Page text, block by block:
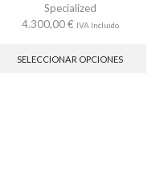
Specialized
4.300,00€ IVA Incluido
SELECCIONAR OPCIONES